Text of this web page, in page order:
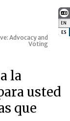
EN
ES
web
Advocacy and
Voting
la
usted
que